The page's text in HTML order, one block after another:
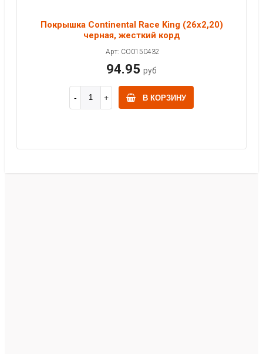
Покрышка Continental Race King (26x2,20)
черная, жесткий корд
Арт: CO0150432
94.95 руб
В КОРЗИНУ